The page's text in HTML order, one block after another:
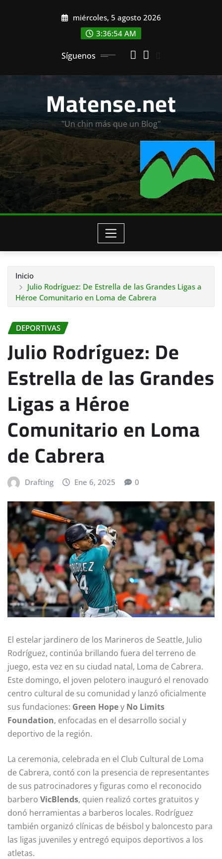
miércoles, 5 agosto 2026
3:36:56 AM
Síguenos
Matense.net
"Un chin más que un Blog"
Inicio
Julio Rodríguez: De Estrella de las Grandes Ligas a
Héroe Comunitario en Loma de Cabrera
DEPORTIVAS
Julio Rodríguez: De
Estrella de las Grandes
Ligas a Héroe
Comunitario en Loma
de Cabrera
Drafting Ene 6, 2025 0
El estelar jardinero de los Marineros de Seattle, Julio
Rodríguez, continúa brillando fuera del terreno de
juego, esta vez en su ciudad natal, Loma de Cabrera.
Este domingo, el joven pelotero inauguró el renovado
centro cultural de su comunidad y lanzó oficialmente
sus fundaciones: Green Hopey No Limits
Foundation, enfocadas en el desarrollo social y
deportivo de la región.
La ceremonia, celebrada en el Club Cultural de Loma
de Cabrera, contó con la presencia de representantes
de sus patrocinadores y figuras como el reconocido
barbero VicBlends, quien realizó cortes gratuitos y
donó herramientas a barberos locales. Rodríguez
también organizó clínicas de béisbol y baloncesto para
las ligas juveniles y entregó equipos deportivos a los
atletas.